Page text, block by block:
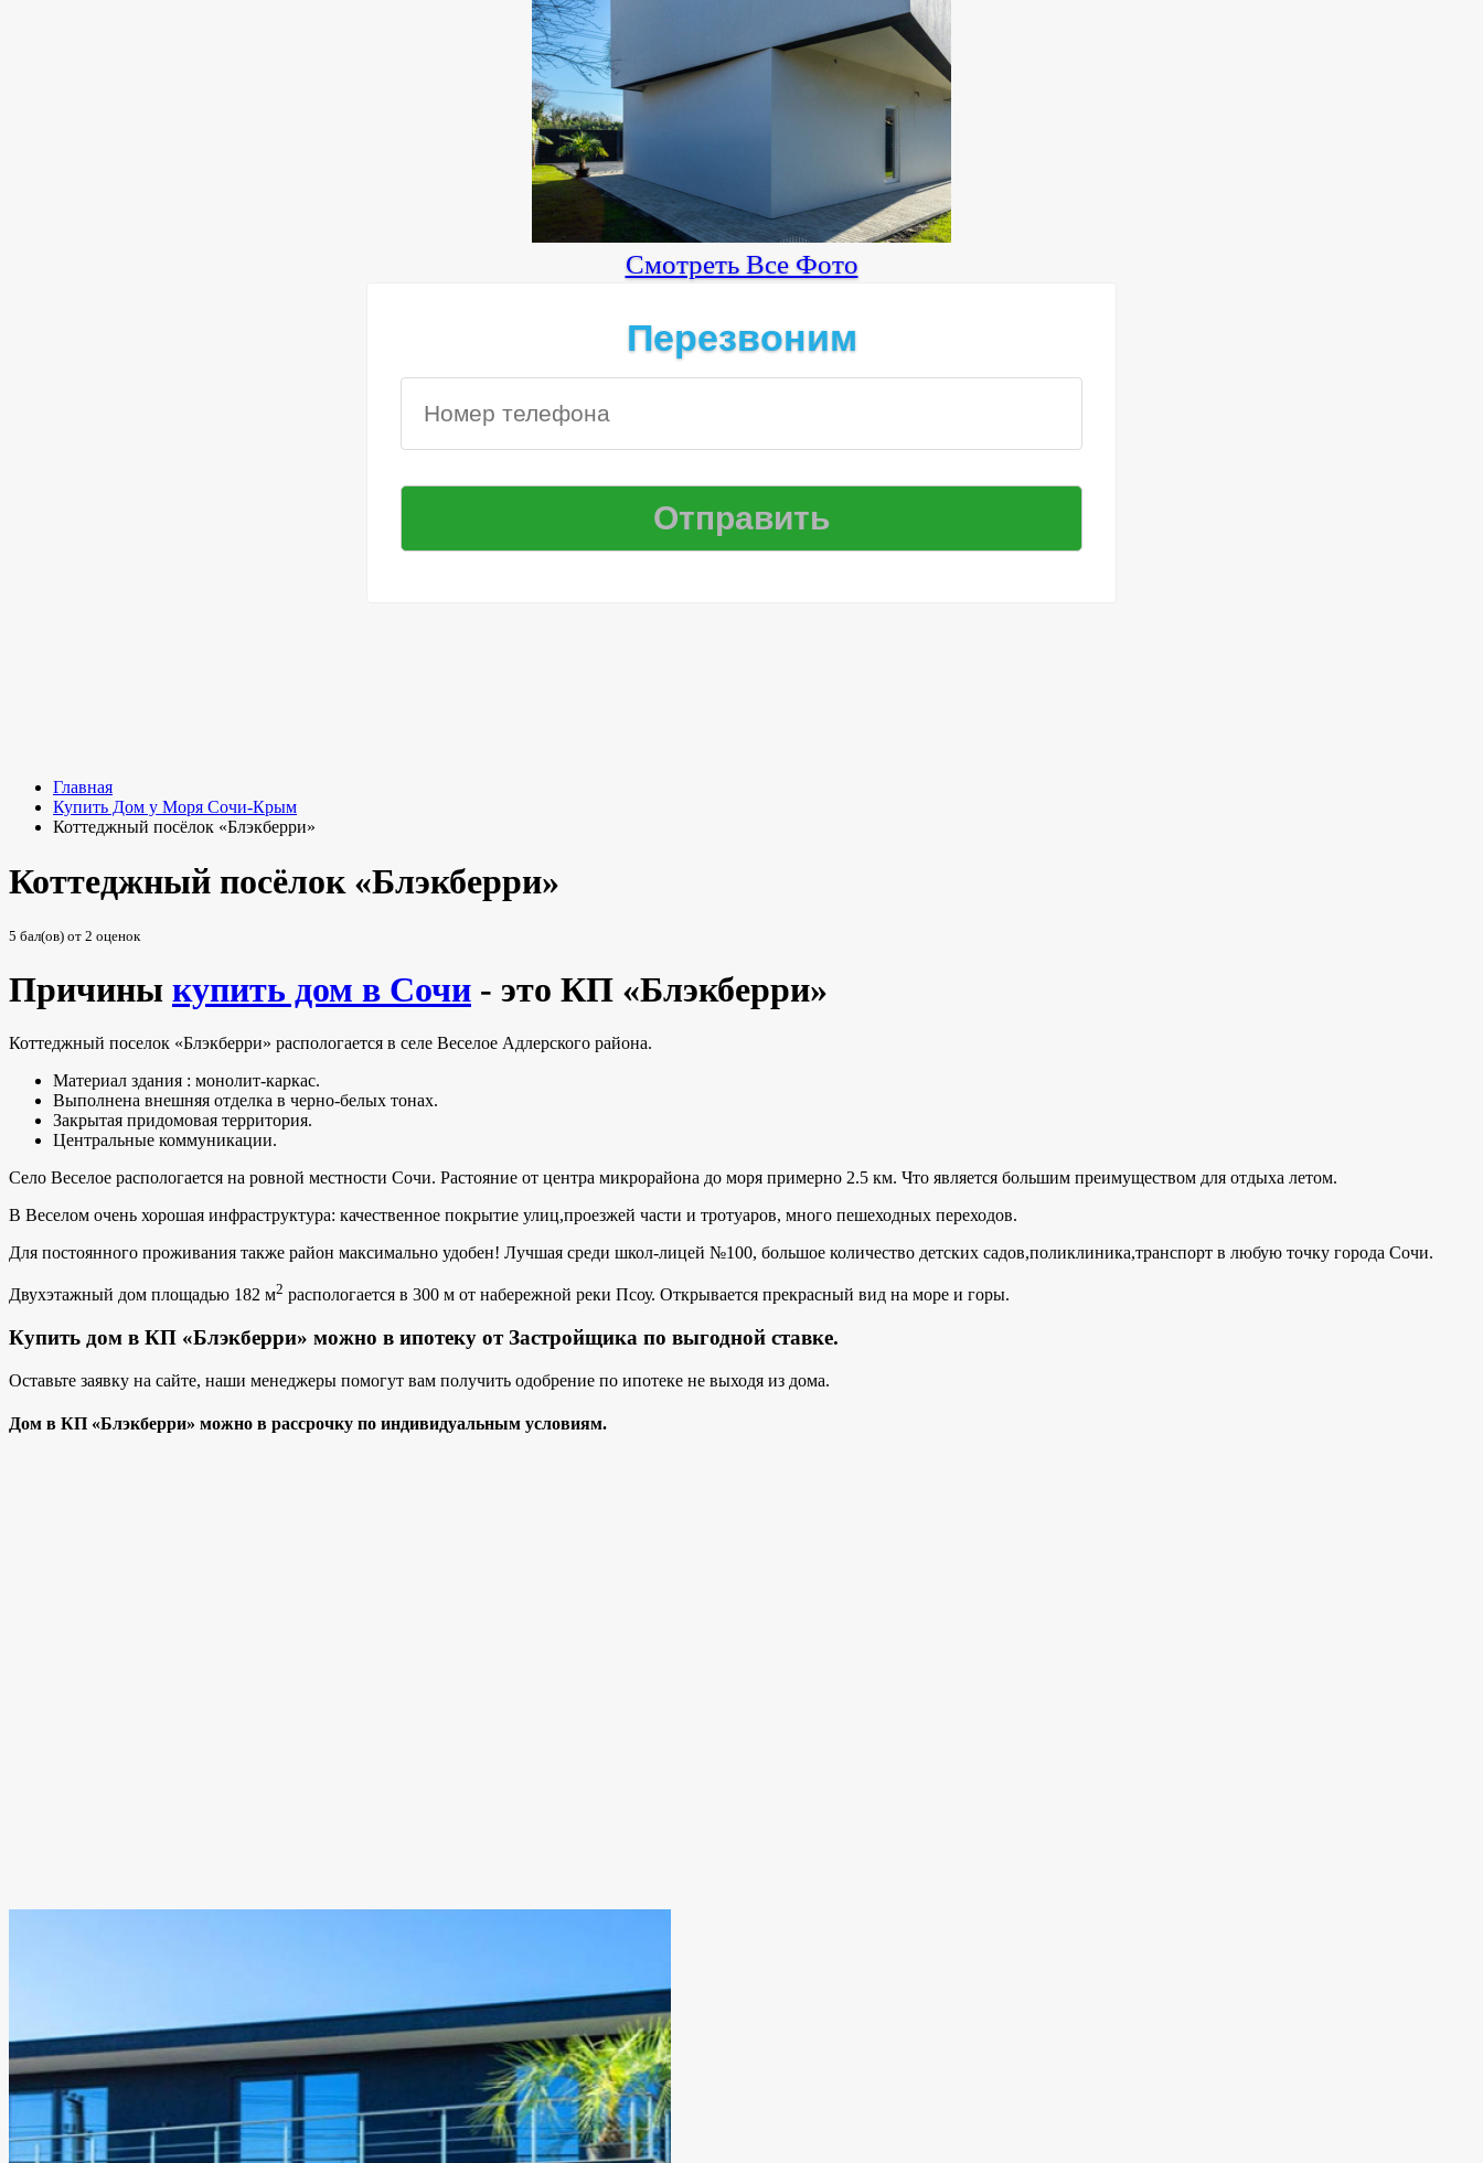
Смотреть Все Фото
Перезвоним
Главная
Купить Дом у Моря Сочи-Крым
Коттеджный посёлок «Блэкберри»
Коттеджный посёлок «Блэкберри»
5 бал(ов) от 2 оценок
Причины купить дом в Сочи - это КП «Блэкберри»
Коттеджный поселок «Блэкберри» распологается в селе Веселое Адлерского района.
Материал здания : монолит-каркас.
Выполнена внешняя отделка в черно-белых тонах.
Закрытая придомовая территория.
Центральные коммуникации.
Село Веселое распологается на ровной местности Сочи. Растояние от центра микрорайона до моря примерно 2.5 км. Что является большим преимуществом для отдыха летом.
В Веселом очень хорошая инфраструктура: качественное покрытие улиц,проезжей части и тротуаров, много пешеходных переходов.
Для постоянного проживания также район максимально удобен! Лучшая среди школ-лицей №100, большое количество детских садов,поликлиника,транспорт в любую точку города Сочи.
Двухэтажный дом площадью 182 м2 распологается в 300 м от набережной реки Псоу. Открывается прекрасный вид на море и горы.
Купить дом в КП «Блэкберри» можно в ипотеку от Застройщика по выгодной ставке.
Оставьте заявку на сайте, наши менеджеры помогут вам получить одобрение по ипотеке не выходя из дома.
Дом в КП «Блэкберри» можно в рассрочку по индивидуальным условиям.